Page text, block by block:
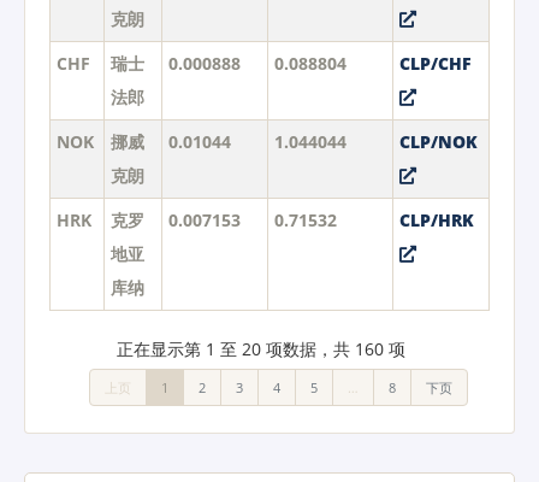
克朗
CHF
瑞士
法郎
0.000888 0.088804 CLP/CHF
NOK
挪威
克朗
0.01044 1.044044 CLP/NOK
HRK
克罗
地亚
库纳
0.007153 0.71532 CLP/HRK
正在显示第 1 至 20 项数据，共 160 项
上页 1 2 3 4 5 … 8 下页